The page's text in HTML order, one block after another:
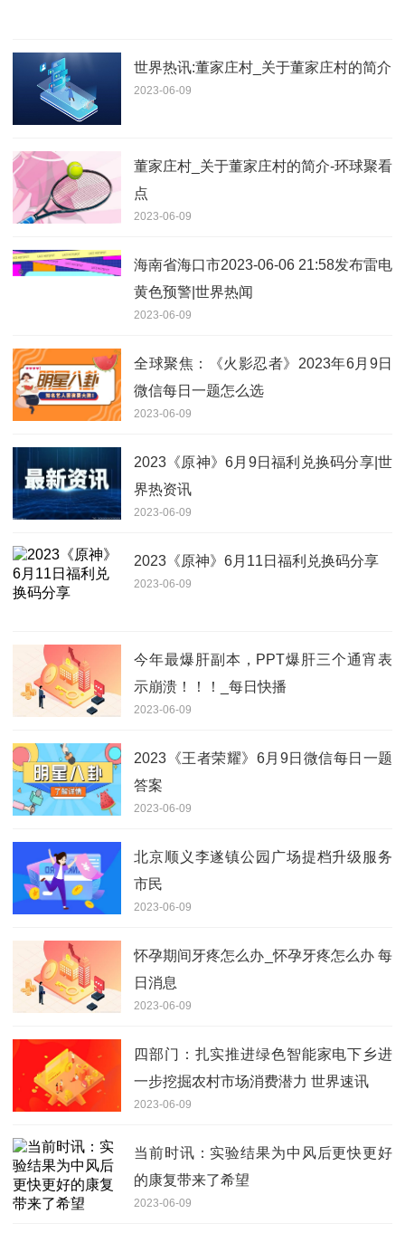
世界热讯:董家庄村_关于董家庄村的简介
2023-06-09
董家庄村_关于董家庄村的简介-环球聚看
点
2023-06-09
海南省海口市2023-06-06 21:58发布雷电
黄色预警|世界热闻
2023-06-09
全球聚焦：《火影忍者》2023年6月9日
微信每日一题怎么选
2023-06-09
2023《原神》6月9日福利兑换码分享|世
界热资讯
2023-06-09
2023《原神》6月11日福利兑换码分享
2023-06-09
今年最爆肝副本，PPT爆肝三个通宵表
示崩溃！！！_每日快播
2023-06-09
2023《王者荣耀》6月9日微信每日一题
答案
2023-06-09
北京顺义李遂镇公园广场提档升级服务
市民
2023-06-09
怀孕期间牙疼怎么办_怀孕牙疼怎么办 每
日消息
2023-06-09
四部门：扎实推进绿色智能家电下乡进
一步挖掘农村市场消费潜力 世界速讯
2023-06-09
当前时讯：实验结果为中风后更快更好
的康复带来了希望
2023-06-09